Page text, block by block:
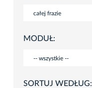
MODUŁ:
SORTUJ WEDŁUG: